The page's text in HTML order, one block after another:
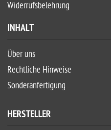
Widerrufsbelehrung
INHALT
Über uns
Rechtliche Hinweise
Sonderanfertigung
HERSTELLER